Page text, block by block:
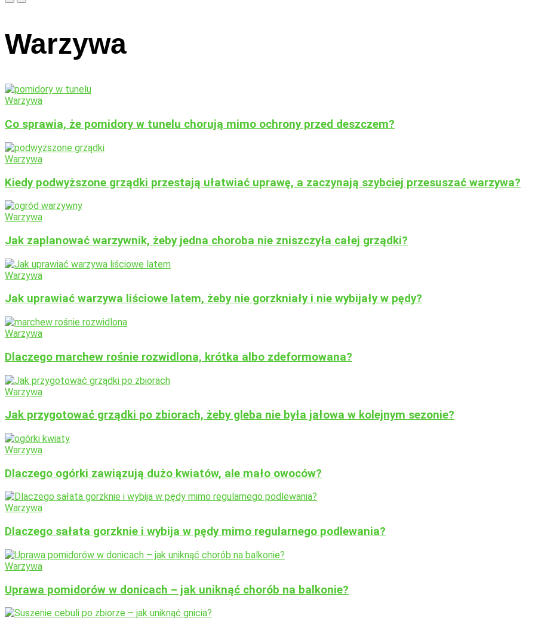
Warzywa
Warzywa
Co sprawia, że pomidory w tunelu chorują mimo ochrony przed deszczem?
Warzywa
Kiedy podwyższone grządki przestają ułatwiać uprawę, a zaczynają szybciej przesuszać warzywa?
Warzywa
Jak zaplanować warzywnik, żeby jedna choroba nie zniszczyła całej grządki?
Warzywa
Jak uprawiać warzywa liściowe latem, żeby nie gorzkniały i nie wybijały w pędy?
Warzywa
Dlaczego marchew rośnie rozwidlona, krótka albo zdeformowana?
Warzywa
Jak przygotować grządki po zbiorach, żeby gleba nie była jałowa w kolejnym sezonie?
Warzywa
Dlaczego ogórki zawiązują dużo kwiatów, ale mało owoców?
Warzywa
Dlaczego sałata gorzknie i wybija w pędy mimo regularnego podlewania?
Warzywa
Uprawa pomidorów w donicach – jak uniknąć chorób na balkonie?